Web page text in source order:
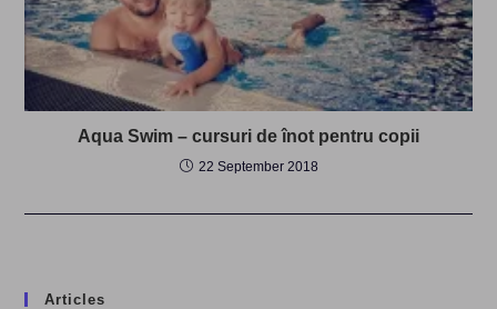
Aqua Swim – cursuri de înot pentru copii
22 September 2018
Articles